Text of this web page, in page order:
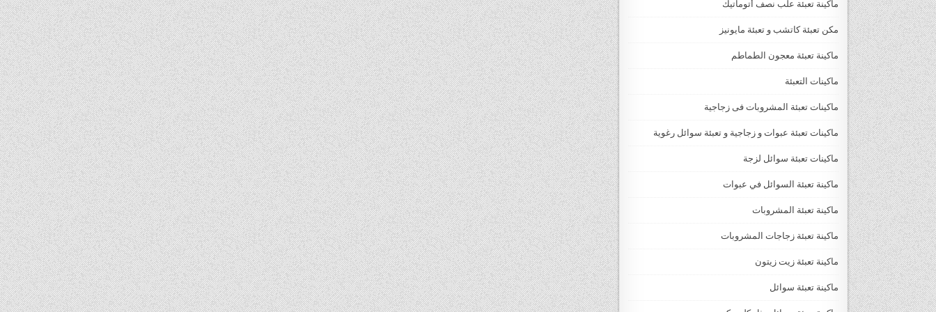
ماكينة تعبئة علب نصف أتوماتيك
مكن تعبئة كاتشب و تعبئة مايونيز
ماكينة تعبئة معجون الطماطم
ماكينات التعبئة
ماكينات تعبئة المشروبات فى زجاجية
ماكينات تعبئة عبوات و زجاجية و تعبئة سوائل رغوية
ماكينات تعبئة سوائل لزجة
‏‏‏ماكينة تعبئة السوائل في عبوات
ماكينة تعبئة المشروبات
ماكينة تعبئة زجاجات المشروبات
ماكينة تعبئة زيت زيتون
ماكينة تعبئة سوائل